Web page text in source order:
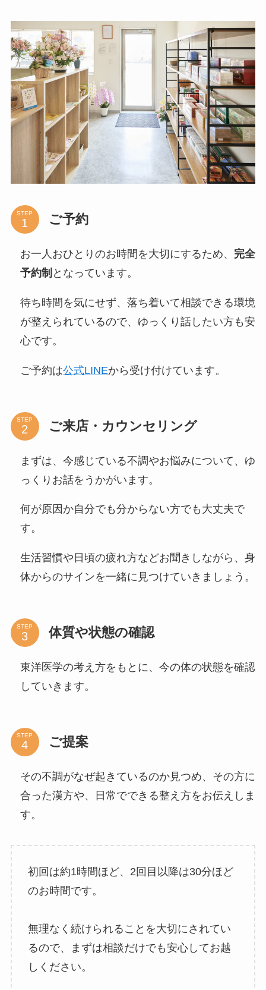
STEP ご予約
お一人おひとりのお時間を大切にするため、 完全
予約制 となっています。
待ち時間を気にせず、落ち着いて相談できる環境
が整えられているので、ゆっくり話したい方も安
心です。
ご予約は公式LINEから受け付けています。
STEP ご来店・カウンセリング
まずは、今感じている不調やお悩みについて、ゆ
っくりお話をうかがいます。
何が原因か自分でも分からない方でも大丈夫で
す。
生活習慣や日頃の疲れ方などお聞きしながら、身
体からのサインを一緒に見つけていきましょう。
STEP 体質や状態の確認
東洋医学の考え方をもとに、今の体の状態を確認
していきます。
STEP ご提案
その不調がなぜ起きているのか見つめ、その方に
合った漢方や、日常でできる整え方をお伝えしま
す。
初回は約1時間ほど、2回目以降は30分ほど
のお時間です。
無理なく続けられることを大切にされてい
るので、まずは相談だけでも安心してお越
しください。